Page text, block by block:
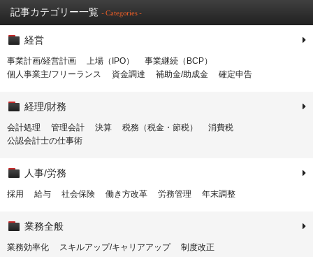
記事カテゴリー一覧 - Categories -
経営
事業計画/経営計画 上場（IPO）
事業継続（BCP）
個人事業主/フリーランス
資金調達 補助金/助成金 確定申告
経理/財務
会計処理 管理会計 決算 税務（税金・節税）
消費税
公認会計士の仕事術
人事/労務
採用 給与 社会保険 働き方改革 労務管理 年末調整
業務全般
業務効率化 スキルアップ/キャリアアップ 制度改正